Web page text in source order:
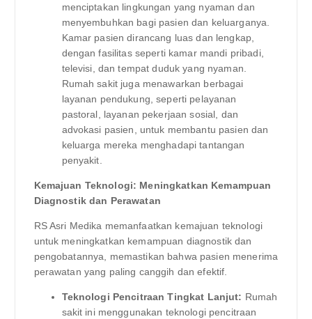
menciptakan lingkungan yang nyaman dan
menyembuhkan bagi pasien dan keluarganya.
Kamar pasien dirancang luas dan lengkap,
dengan fasilitas seperti kamar mandi pribadi,
televisi, dan tempat duduk yang nyaman.
Rumah sakit juga menawarkan berbagai
layanan pendukung, seperti pelayanan
pastoral, layanan pekerjaan sosial, dan
advokasi pasien, untuk membantu pasien dan
keluarga mereka menghadapi tantangan
penyakit.
Kemajuan Teknologi: Meningkatkan Kemampuan
Diagnostik dan Perawatan
RS Asri Medika memanfaatkan kemajuan teknologi
untuk meningkatkan kemampuan diagnostik dan
pengobatannya, memastikan bahwa pasien menerima
perawatan yang paling canggih dan efektif.
Teknologi Pencitraan Tingkat Lanjut: Rumah
sakit ini menggunakan teknologi pencitraan